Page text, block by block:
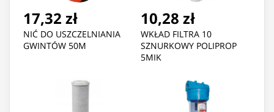
17,32 zł
NIĆ DO USZCZELNIANIA
GWINTÓW 50M
10,28 zł
WKŁAD FILTRA 10
SZNURKOWY POLIPROP
5MIK